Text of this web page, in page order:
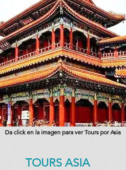
Da click en la imagen para ver Tours por Asia
TOURS ASIA